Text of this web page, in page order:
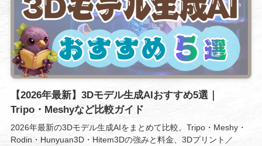
【2026年最新】3Dモデル生成AIおすすめ5選｜
Tripo・Meshyなど比較ガイド
2026年最新の3Dモデル生成AIをまとめて比較。Tripo・Meshy・
Rodin・Hunyuan3D・Hitem3Dの強みと料金、3Dプリント／